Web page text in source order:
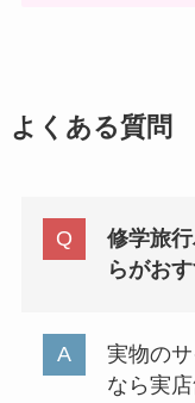
よくある質問
修学旅
らがお
実物の
なら実